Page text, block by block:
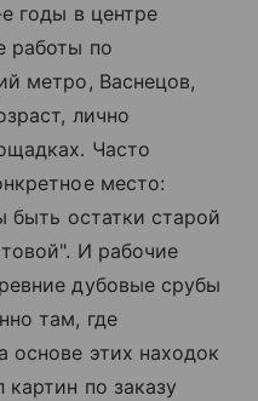
годы в центре
работы по
метро, Васнецов,
лично
Часто
место:
быть остатки старой
И рабочие
дубовые срубы
там, где
основе этих находок
по заказу